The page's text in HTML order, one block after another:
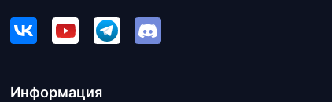
Информация